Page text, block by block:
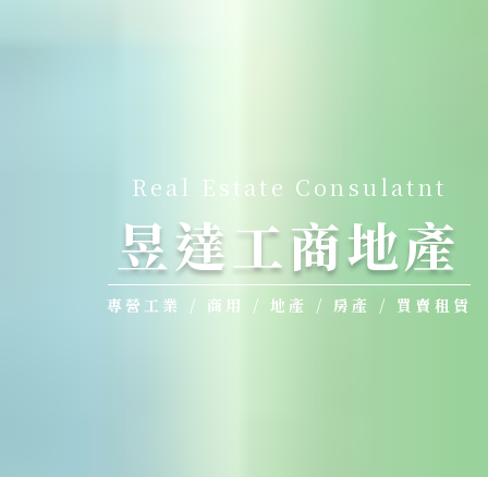
Real Estate Consulatnt
昱達工商地產
專營工業 / 商用 / 地產 / 房產 / 買賣租賃